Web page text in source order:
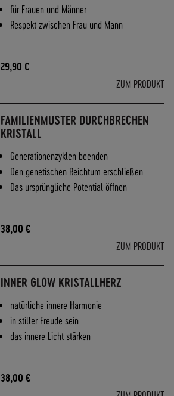
für Frauen und Männer
Respekt zwischen Frau und Mann
29,90 €
ZUM PRODUKT
FAMILIENMUSTER DURCHBRECHEN
KRISTALL
Generationenzyklen beenden
Den genetischen Reichtum erschließen
Das ursprüngliche Potential öffnen
38,00 €
ZUM PRODUKT
INNER GLOW KRISTALLHERZ
natürliche innere Harmonie
in stiller Freude sein
das innere Licht stärken
38,00 €